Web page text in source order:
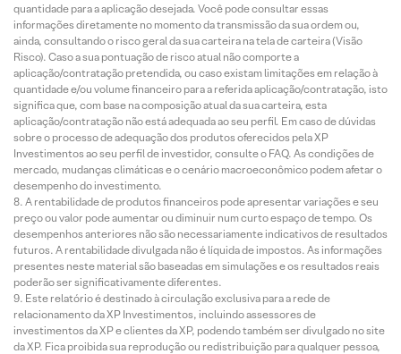
quantidade para a aplicação desejada. Você pode consultar essas
informações diretamente no momento da transmissão da sua ordem ou,
ainda, consultando o risco geral da sua carteira na tela de carteira (Visão
Risco). Caso a sua pontuação de risco atual não comporte a
aplicação/contratação pretendida, ou caso existam limitações em relação à
quantidade e/ou volume financeiro para a referida aplicação/contratação, isto
significa que, com base na composição atual da sua carteira, esta
aplicação/contratação não está adequada ao seu perfil. Em caso de dúvidas
sobre o processo de adequação dos produtos oferecidos pela XP
Investimentos ao seu perfil de investidor, consulte o FAQ. As condições de
mercado, mudanças climáticas e o cenário macroeconômico podem afetar o
desempenho do investimento.
A rentabilidade de produtos financeiros pode apresentar variações e seu
preço ou valor pode aumentar ou diminuir num curto espaço de tempo. Os
desempenhos anteriores não são necessariamente indicativos de resultados
futuros. A rentabilidade divulgada não é líquida de impostos. As informações
presentes neste material são baseadas em simulações e os resultados reais
poderão ser significativamente diferentes.
Este relatório é destinado à circulação exclusiva para a rede de
relacionamento da XP Investimentos, incluindo assessores de
investimentos da XP e clientes da XP, podendo também ser divulgado no site
da XP. Fica proibida sua reprodução ou redistribuição para qualquer pessoa,